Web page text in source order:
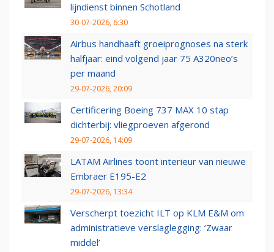
lijndienst binnen Schotland
30-07-2026, 6:30
Airbus handhaaft groeiprognoses na sterk
halfjaar: eind volgend jaar 75 A320neo’s
per maand
29-07-2026, 20:09
Certificering Boeing 737 MAX 10 stap
dichterbij: vliegproeven afgerond
29-07-2026, 14:09
LATAM Airlines toont interieur van nieuwe
Embraer E195-E2
29-07-2026, 13:34
Verscherpt toezicht ILT op KLM E&M om
administratieve verslaglegging: ‘Zwaar
middel’